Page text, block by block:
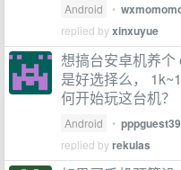
Android •
replied byxinxuyue
想搞台安卓机养
是好选择么，
何开始玩这台机？
Android •
replied byrekulas